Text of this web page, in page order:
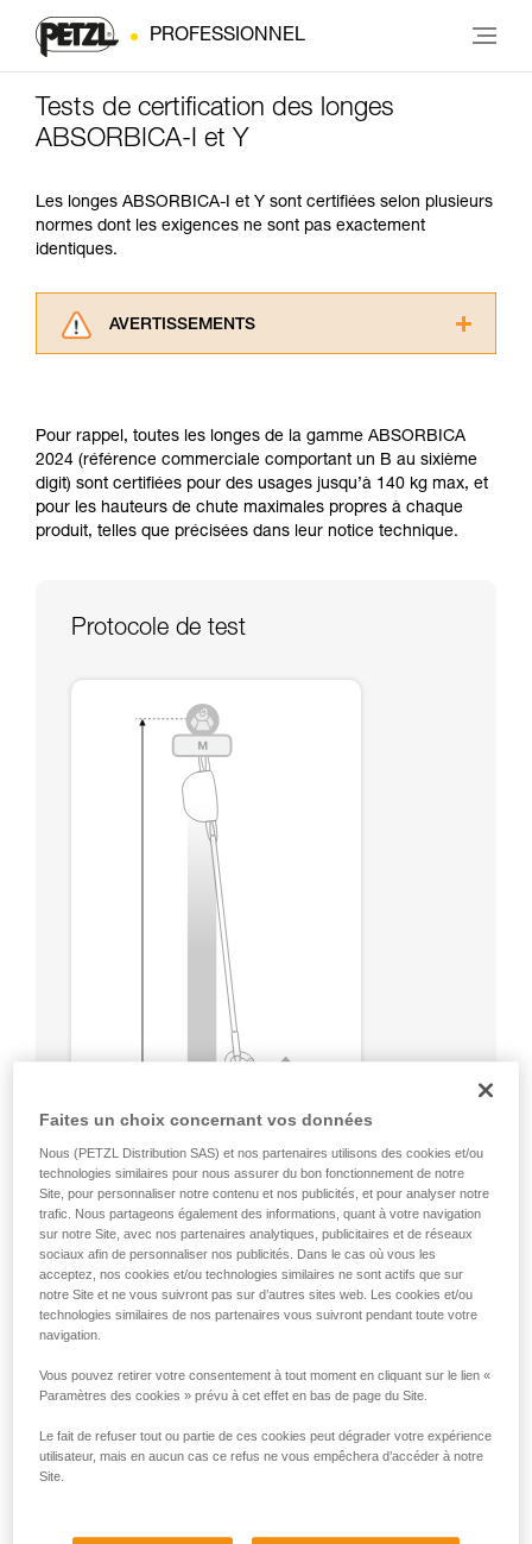
PROFESSIONNEL
Tests de certification des longes
ABSORBICA-I et Y
Les longes ABSORBICA-I et Y sont certifiées selon plusieurs
normes dont les exigences ne sont pas exactement
identiques.
AVERTISSEMENTS
informations de la notice technique pour
pouvoir comprendre ce complément
d’informations.
Maîtriser ces techniques nécessite une
formation et un entraînement spécifique. Validez
Nous donnons des exemples de techniques
que nous ne décrivons pas ici.
Pour rappel, toutes les longes de la gamme ABSORBICA
2024 (référence commerciale comportant un B au sixième
digit) sont certifiées pour des usages jusqu’à 140 kg max, et
pour les hauteurs de chute maximales propres à chaque
produit, telles que précisées dans leur notice technique.
Protocole de test
Faites un choix concernant vos données
Nous (PETZL Distribution SAS) et nos partenaires utilisons des cookies et/ou
technologies similaires pour nous assurer du bon fonctionnement de notre
Site, pour personnaliser notre contenu et nos publicités, et pour analyser notre
trafic. Nous partageons également des informations, quant à votre navigation
sur notre Site, avec nos partenaires analytiques, publicitaires et de réseaux
sociaux afin de personnaliser nos publicités. Dans le cas où vous les
acceptez, nos cookies et/ou technologies similaires ne sont actifs que sur
notre Site et ne vous suivront pas sur d’autres sites web. Les cookies et/ou
technologies similaires de nos partenaires vous suivront pendant toute votre
navigation.
Vous pouvez retirer votre consentement à tout moment en cliquant sur le lien «
Paramètres des cookies » prévu à cet effet en bas de page du Site.
Le fait de refuser tout ou partie de ces cookies peut dégrader votre expérience
utilisateur, mais en aucun cas ce refus ne vous empêchera d’accéder à notre
Site.